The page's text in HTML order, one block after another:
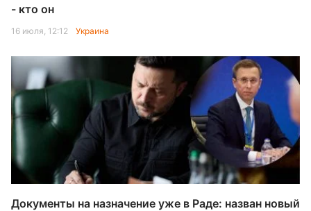
- кто он
16 июля, 12:12 Украина
Документы на назначение уже в Раде: назван новый